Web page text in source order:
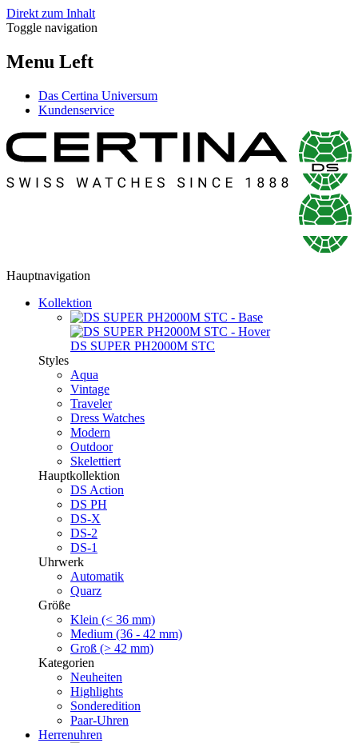
Direkt zum Inhalt
Toggle navigation
Menu Left
Das Certina Universum
Kundenservice
Hauptnavigation
Kollektion
DS SUPER PH2000M STC
Styles
Aqua
Vintage
Traveler
Dress Watches
Modern
Outdoor
Skelettiert
Hauptkollektion
DS Action
DS PH
DS-X
DS-2
DS-1
Uhrwerk
Automatik
Quarz
Größe
Klein (< 36 mm)
Medium (36 - 42 mm)
Groß (> 42 mm)
Kategorien
Neuheiten
Highlights
Sonderedition
Paar-Uhren
Herrenuhren